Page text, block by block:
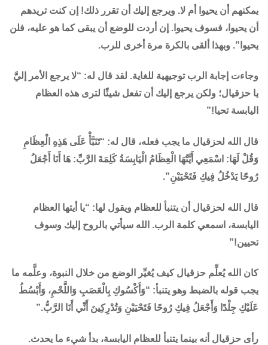
يمكنهم أن يحيوا أم لا. ويرجع إليك أن تقرر ذلك! إن كنت تريدهم
أن يحيوا، فسوف يحيوا. إن أردت للوضع أن يبقى كما هو عليه، فلن
يحيوا”. وبهذا ألقى بالكرة مرة أخرى للرب.
وجاءت إجابة الرب توجيهية للغاية. لقد قال له: “لا يرجع الأمر إليَّ
يا حزقيال؛ ولكن يرجع إليك أن تفعل شيئًا لترى هذه العظام
اليابسة تحيا!”
قال الله لحزقيال ما يجب فعله، قال له: “تَنَبَّأْ عَلَى هَذِهِ الْعِظَامِ
وَقُلْ لَهَا: اسْمَعِي أَيَّتُهَا الْعِظَامُ الْيَابِسَةُ كَلِمَةَ الرَّبِّ: هَا أَنَا أَجْعَلُ
رُوحًا يَدْخُلُ فِيكِ فَتَحْيَيْنِ”.
قال الله لحزقيال أن يتنبأ للعظام ويقول لها: “يا أيتها العظام
اليابسة، اسمعي كلمة الرب. الله سيأتي بالروح إليك وسوف
تحيين!”
كان الله يُعلِّم حزقيال كيف يُغيِّر الوضع من خلال النبوة، وعلَّمه ما
يجب قوله بالضبط وهو يتنبأ: “وَأَكْسُوكِ بِالْعَصَبِ وَاللَّحْمِ، وَأَبْسُطُ
عَلَيْكِ جِلْدًا وَأَجْعَلُ فِيكِ رُوحًا فَتَحْيَيْنِ وَتُدْرِكِينَ أَنِّي أَنَا الرَّبُّ.”
رأى حزقيال أنه بينما يتنبأ للعظام اليابسة، بدأ شيء ما يحدث.